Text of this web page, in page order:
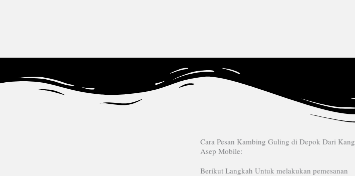
Cara Pesan Kambing Guling di Depok Dari Kang
Asep Mobile:
Berikut Langkah Untuk melakukan pemesanan